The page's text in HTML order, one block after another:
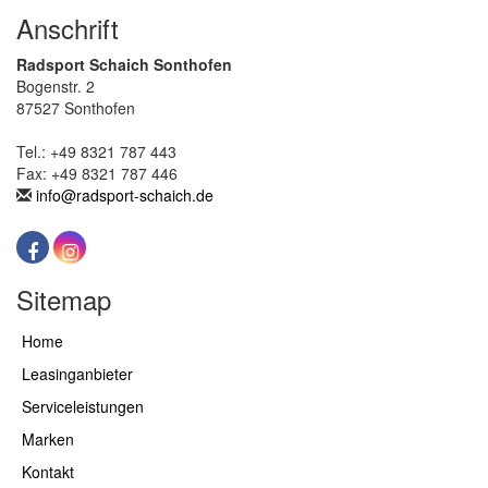
Anschrift
Radsport Schaich Sonthofen
Bogenstr. 2
87527 Sonthofen
Tel.: +49 8321 787 443
Fax: +49 8321 787 446
info@radsport-schaich.de
Sitemap
Home
Leasinganbieter
Serviceleistungen
Marken
Kontakt